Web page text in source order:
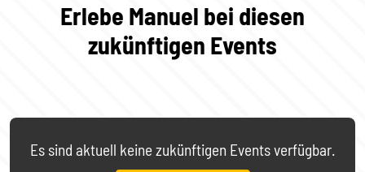
Erlebe Manuel bei diesen
zukünftigen Events
Es sind aktuell keine zukünftigen Events verfügbar.